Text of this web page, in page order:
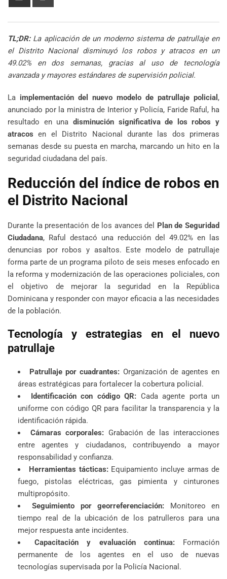
TL;DR:La aplicación de un moderno sistema de patrullaje en
el Distrito Nacional disminuyó los robos y atracos en un
49.02% en dos semanas, gracias al uso de tecnología
avanzada y mayores estándares de supervisión policial.
La implementación del nuevo modelo de patrullaje policial ,
anunciado por la ministra de Interior y Policía, Faride Raful, ha
resultado en una disminución significativa de los robos y
atracos en el Distrito Nacional durante las dos primeras
semanas desde su puesta en marcha, marcando un hito en la
seguridad ciudadana del país.
Reducción del índice de robos en
el Distrito Nacional
Durante la presentación de los avances del Plan de Seguridad
Ciudadana, Raful destacó una reducción del 49.02% en las
denuncias por robos y asaltos. Este modelo de patrullaje
forma parte de un programa piloto de seis meses enfocado en
la reforma y modernización de las operaciones policiales, con
el objetivo de mejorar la seguridad en la República
Dominicana y responder con mayor eficacia a las necesidades
de la población.
Tecnología y estrategias en el nuevo
patrullaje
Patrullaje por cuadrantes: Organización de agentes en
áreas estratégicas para fortalecer la cobertura policial.
Identificación con código QR: Cada agente porta un
uniforme con código QR para facilitar la transparencia y la
identificación rápida.
Cámaras corporales: Grabación de las interacciones
entre agentes y ciudadanos, contribuyendo a mayor
responsabilidad y confianza.
Herramientas tácticas:Equipamiento incluye armas de
fuego, pistolas eléctricas, gas pimienta y cinturones
multipropósito.
Seguimiento por georreferenciación: Monitoreo en
tiempo real de la ubicación de los patrulleros para una
mejor respuesta ante incidentes.
Capacitación y evaluación continua:Formación
permanente de los agentes en el uso de nuevas
tecnologías supervisada por la Policía Nacional.